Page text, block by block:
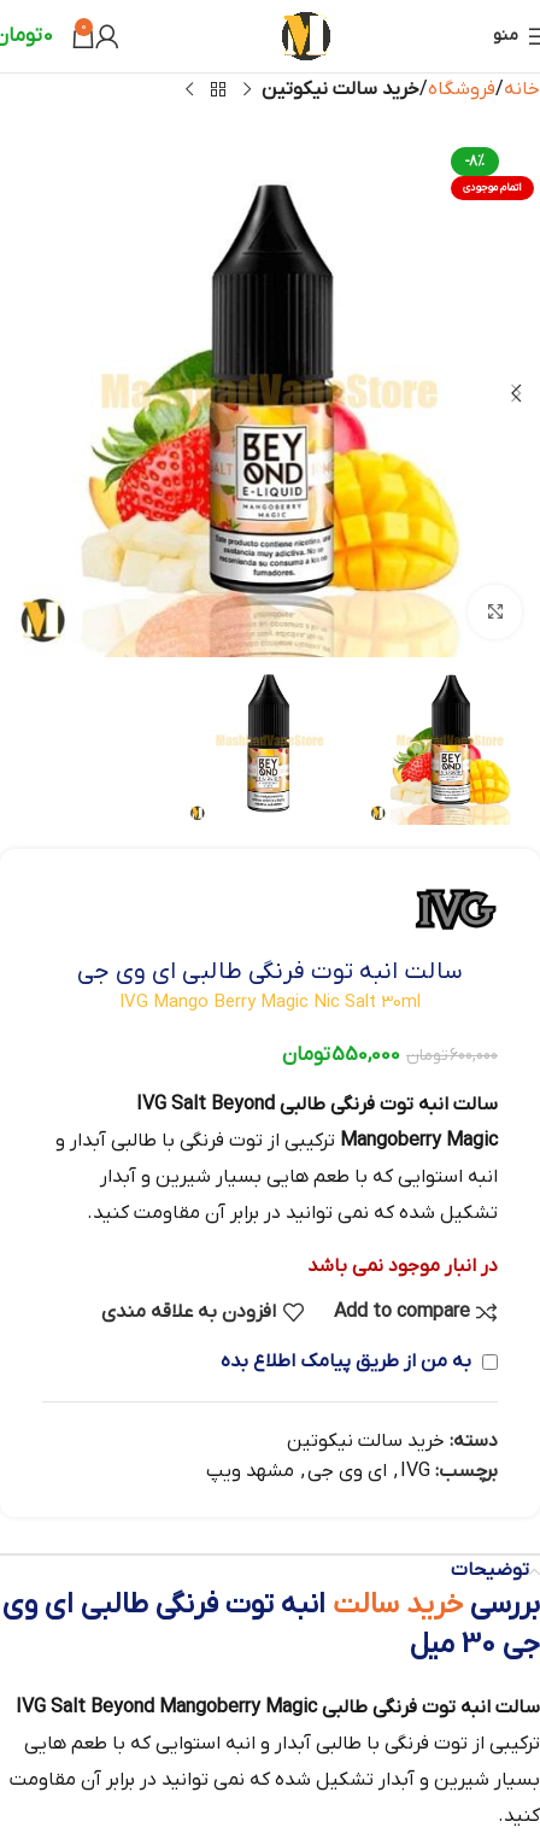
منو 0
0
خانه فروشگاه خرید سالت نیکوتین
-8%
اتمام موجودی
بزرگنمایی تصویر
سالت انبه توت فرنگی طالبی ای وی جی
IVG Mango Berry Magic Nic Salt 30ml
600,000تومان 550,000تومان
سالت انبه توت فرنگی طالبی IVG Salt Beyond
Mangoberry Magic ترکیبی از توت فرنگی با طالبی آبدار و
انبه استوایی که با طعم هایی بسیار شیرین و آبدار
تشکیل شده که نمی توانید در برابر آن مقاومت کنید.
در انبار موجود نمی باشد
Add to compare
افزودن به علاقه مندی
به من از طریق پیامک اطلاع بده
دسته: خرید سالت نیکوتین
برچسب: IVG
, ای وی جی, مشهد ویپ
توضیحات
بررسی خرید سالت انبه توت فرنگی طالبی ای وی
جی 30 میل
سالت انبه توت فرنگی طالبی IVG Salt Beyond Mangoberry Magic
ترکیبی از توت فرنگی با طالبی آبدار و انبه استوایی که با طعم هایی
بسیار شیرین و آبدار تشکیل شده که نمی توانید در برابر آن مقاومت
کنید.